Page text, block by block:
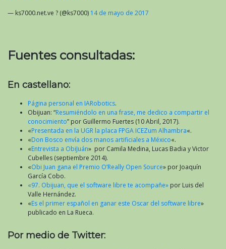
— ks7000.net.ve ? (@ks7000) 14 de mayo de 2017
Fuentes consultadas:
En castellano:
Página personal en IARobotics.
Obijuan: “Resumiéndolo en una frase, me dedico a compartir el
conocimiento” por Guillermo Fuertes (10 Abril, 2017).
«Presentada en la UGR la placa FPGA ICEZum Alhambra«.
«Don Bosco envía dos manos artificiales a México«.
«Entrevista a ObiJuán» por Camila Medina, Lucas Badia y Victor
Cubelles (septiembre 2014).
«Obi Juan gana el Premio O’Really Open Source» por Joaquín
García Cobo.
«97. Obijuan, que el software libre te acompañe» por Luis del
Valle Hernández.
«Es el primer español en ganar este Oscar del software libre»
publicado en La Rueca.
Por medio de Twitter: